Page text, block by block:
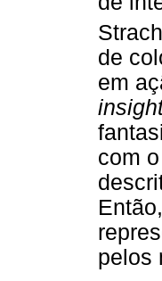
de
em
com
pelos